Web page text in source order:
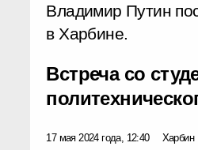
Владимир Путин
в Харбине.
Встреча со
17 мая 2024 года, 12:40 Харбин